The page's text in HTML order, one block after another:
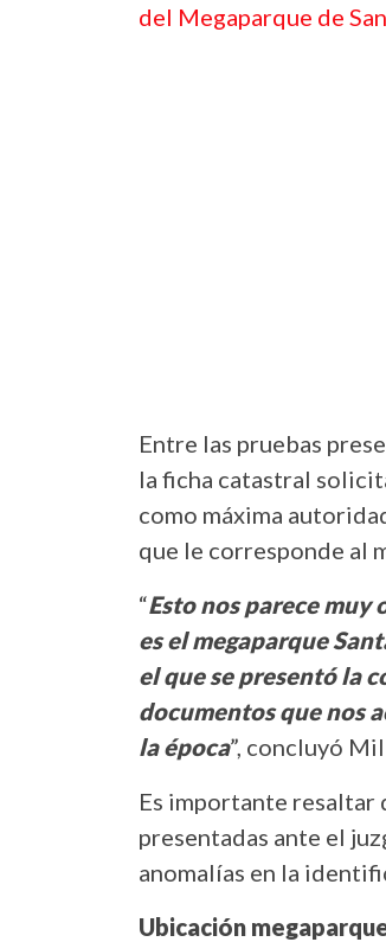
del Megaparque de
Entre las pruebas
la ficha catastral
como máxima
que le corresponde al
“Esto nos parece
es el megaparque
el que se presentó la
documentos que nos
la época”, concluyó
Es importante resaltar
presentadas ante el
anomalías en la
Ubicación